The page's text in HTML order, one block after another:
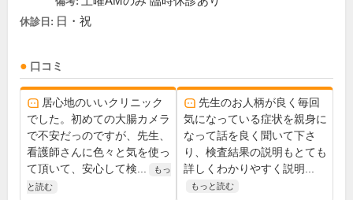
休診日: 日・祝
口コミ
居心地のいいクリニック
でした。初めての大腸カメラ
で不安だっのですが、先生、
看護師さんに色々と気を使っ
て頂いて、安心して検...
もっ
と読む
先生のお人柄が良く毎回
気になっている症状を親身に
なって話を良く聞いて下さ
り、検査結果の説明もとても
詳しくわかりやすく説明...
もっと読む